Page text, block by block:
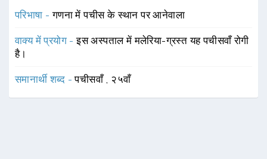
परिभाषा -गणना में पचीस के स्थान पर आनेवाला
वाक्य में प्रयोग -इस अस्पताल में मलेरिया-ग्रस्त यह पचीसवाँ रोगी
है।
समानार्थी शब्द -पचीसवाँ , २५वाँ